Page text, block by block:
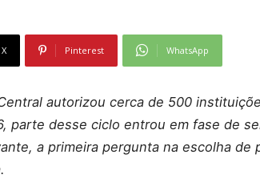
X Pinterest WhatsApp
autorizou cerca de 500
parte desse ciclo entrou em fase de
a primeira pergunta na escolha de